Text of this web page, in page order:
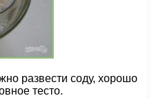
развести соду, хорошо
тесто.